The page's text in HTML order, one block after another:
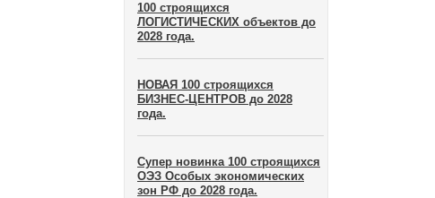
100 строящихся
ЛОГИСТИЧЕСКИХ объектов до
2028 года.
НОВАЯ 100 строящихся
БИЗНЕС-ЦЕНТРОВ до 2028
года.
Супер новинка 100 строящихся
ОЭЗ Особых экономических
зон​ РФ до 2028 года.